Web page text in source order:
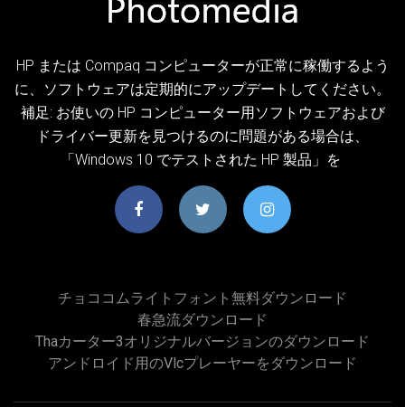
HP または Compaq コンピューターが正常に稼働するよう
に、ソフトウェアは定期的にアップデートしてください。
補足: お使いの HP コンピューター用ソフトウェアおよび
ドライバー更新を見つけるのに問題がある場合は、
「Windows 10 でテストされた HP 製品」を
チョココムライトフォント無料ダウンロード
春急流ダウンロード
Thaカーター3オリジナルバージョンのダウンロード
アンドロイド用のvlcプレーヤーをダウンロード